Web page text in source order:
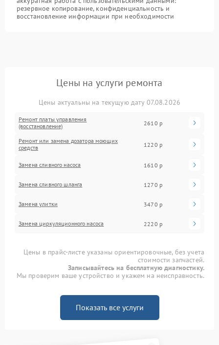
резервное копирование, конфиденциальность и
восстановление информации при необходимости
Цены на услуги ремонта
Цены актуальны на текущую дату 07.08.2026
Ремонт платы управления
(восстановление)
2610 р
Ремонт или замена дозатора моющих
средств
1220 р
Замена сливного насоса 1610 р
Замена сливного шланга 1270 р
Замена улитки 3470 р
Замена циркуляционного насоса 2220 р
Цены в прайс-листе указаны ориентировочные, без учета
стоимости запчастей.
Записывайтесь на бесплатную диагностику.
Мы проверим ваше устройство и укажем на неисправность.
Показать все услуги